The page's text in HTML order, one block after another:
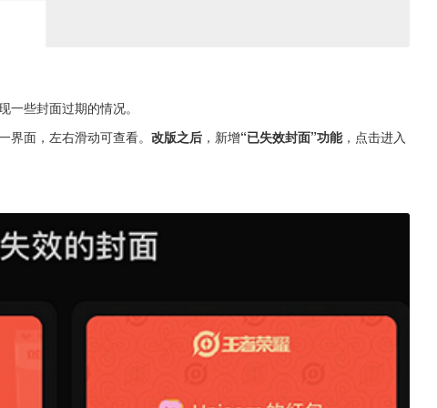
一些封面过期的情况。
界面，左右滑动可查看。 改版之后 ，新增“已失效封面”功能，点击进入